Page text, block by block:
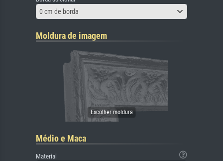
0 cm de borda
Moldura de imagem
Médio e Maca
Material